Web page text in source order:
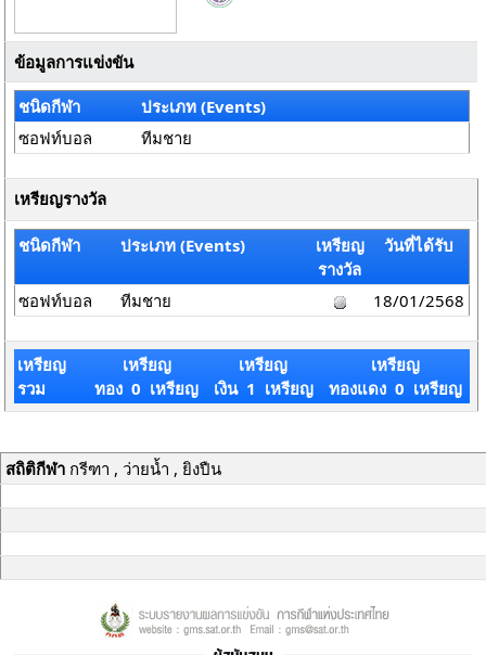
ข้อมูลการแข่งขัน
ชนิดกีฬา
ประเภท (Events)
ซอฟท์บอล
ทีมชาย
เหรียญรางวัล
ชนิดกีฬา ประเภท (Events)
เหรียญ
รางวัล
วันที่ได้รับ
ซอฟท์บอล ทีมชาย 18/01/2568
เหรียญ
รวม
เหรียญ
ทอง 0 เหรียญ
เหรียญ
เงิน 1 เหรียญ
เหรียญ
ทองแดง 0 เหรียญ
สถิติกีฬากรีฑา , ว่ายน้ำ , ยิงปืน